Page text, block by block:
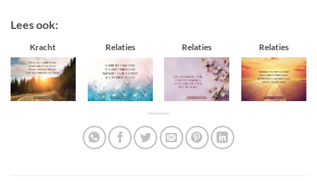
Lees ook:
Kracht Relaties Relaties Relaties